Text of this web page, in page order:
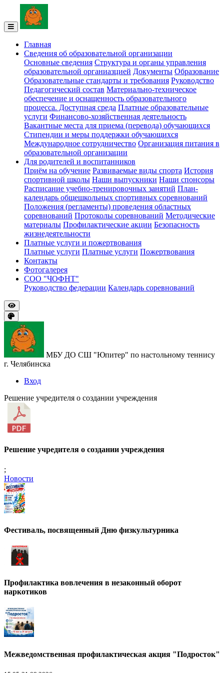
Главная
Сведения об образовательной организации
Основные сведения Структура и органы управления
образовательной органиазцией Документы Образование
Образовательные стандарты и требования Руководство
Педагогический состав Материально-техническое
обеспечение и оснащенность образовательного
процесса. Доступная среда Платные образовательные
услуги Финансово-хозяйственная деятельность
Вакантные места для приема (перевода) обучающихся
Стипендии и меры поддержки обучающихся
Международное сотрудничество Организация питания в
образовательной организации
Для родителей и воспитанников
Приём на обучение Развиваемые виды спорта История
спортивной школы Наши выпускники Наши спонсоры
Расписание учебно-тренировочных занятий План-
календарь общешкольных спортивных соревнований
Положения (регламенты) проведения областных
соревнований Протоколы соревнований Методические
материалы Профилактические акции Безопасность
жизнедеятельности
Платные услуги и пожертвования
Платные услуги Платные услуги Пожертвования
Контакты
Фотогалерея
СОО "ЧОФНТ"
Руководство федерации Календарь соревнований
МБУ ДО СШ "Юпитер" по настольному теннису
г. Челябинска
Вход
Решение учредителя о создании учреждения
Решение учредителя о создании учреждения
;
Новости
Фестиваль, посвященный Дню физкультурника
Профилактика вовлечения в незаконный оборот
наркотиков
Межведомственная профилактическая акция "Подросток"